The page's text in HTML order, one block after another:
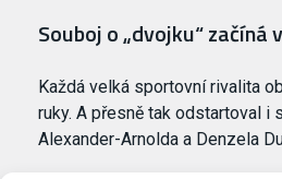
Souboj o „dvojku“ začíná
Každá velká sportovní rivalita
ruky. A přesně tak odstartoval i
Alexander-Arnolda a Denzela